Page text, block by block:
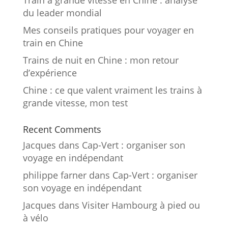
du leader mondial
Mes conseils pratiques pour voyager en
train en Chine
Trains de nuit en Chine : mon retour
d’expérience
Chine : ce que valent vraiment les trains à
grande vitesse, mon test
Recent Comments
Jacques dans Cap-Vert : organiser son
voyage en indépendant
philippe farnerdans Cap-Vert : organiser
son voyage en indépendant
Jacques dans Visiter Hambourg à pied ou
à vélo